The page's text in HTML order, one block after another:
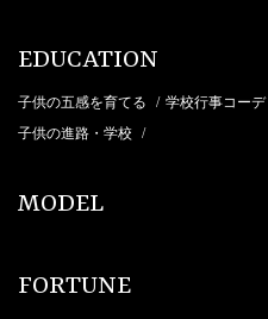
EDUCATION
子供の五感を育てる / 学校行事コーデ
子供の進路・学校 /
MODEL
FORTUNE